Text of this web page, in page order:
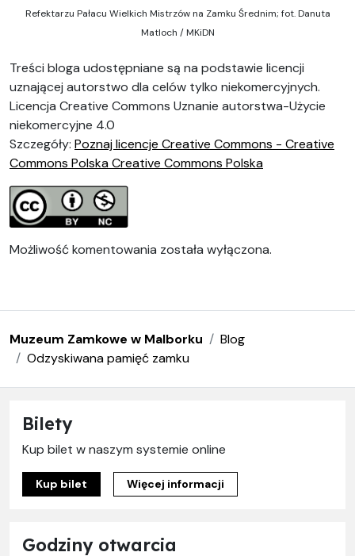
Refektarzu Pałacu Wielkich Mistrzów na Zamku Średnim; fot. Danuta
Matloch / MKiDN
Treści bloga udostępniane są na podstawie licencji
uznającej autorstwo dla celów tylko niekomercyjnych.
Licencja Creative Commons Uznanie autorstwa-Użycie
niekomercyjne 4.0
Szczegóły: Poznaj licencje Creative Commons - Creative
Commons PolskaCreative Commons Polska
Możliwość komentowania została wyłączona.
Muzeum Zamkowe w Malborku
Blog
Odzyskiwana pamięć zamku
Bilety
Kup bilet w naszym systemie online
Kup bilet Więcej informacji
Godziny otwarcia